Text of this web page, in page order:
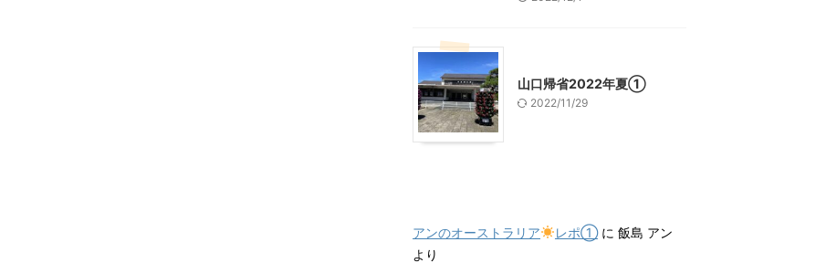
山口帰省2022年夏①
2022/11/29
アンのオーストラリア レポ①に 飯島 アン
より